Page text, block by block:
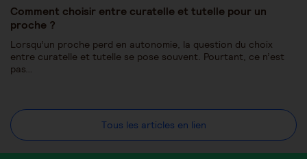
Comment choisir entre curatelle et tutelle pour un
proche ?
Lorsqu’un proche perd en autonomie, la question du choix
entre curatelle et tutelle se pose souvent. Pourtant, ce n’est
pas…
Tous les articles en lien